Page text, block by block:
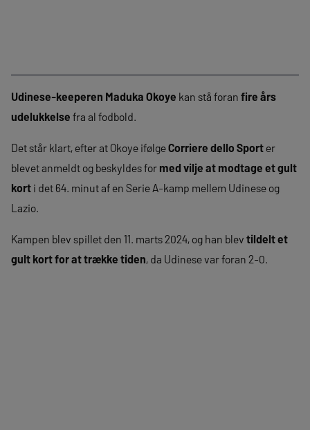
Udinese-keeperen Maduka Okoye kan stå foran fire års
udelukkelse fra al fodbold.
Det står klart, efter at Okoye ifølgeCorriere dello Sport er
blevet anmeldt og beskyldes for med vilje at modtage et gult
kort i det 64. minut af en Serie A-kamp mellem Udinese og
Lazio.
Kampen blev spillet den 11. marts 2024, og han blev tildelt et
gult kort for at trække tiden, da Udinese var foran 2-0.